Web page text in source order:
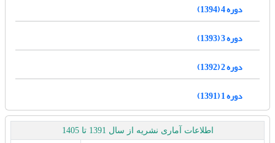
دوره 4 (1394)
دوره 3 (1393)
دوره 2 (1392)
دوره 1 (1391)
اطلاعات آماری نشریه از سال 1391 تا 1405